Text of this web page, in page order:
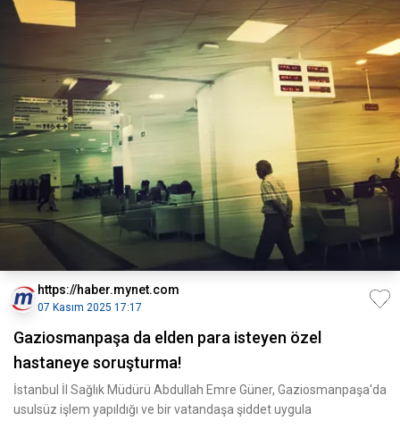
https://haber.mynet.com
07 Kasım 2025 17:17
Gaziosmanpaşa da elden para isteyen özel
hastaneye soruşturma!
İstanbul İl Sağlık Müdürü Abdullah Emre Güner, Gaziosmanpaşa'da
usulsüz işlem yapıldığı ve bir vatandaşa şiddet uygula